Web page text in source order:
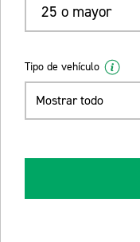
25 o mayor
Tipo de vehículo
Mostrar todo